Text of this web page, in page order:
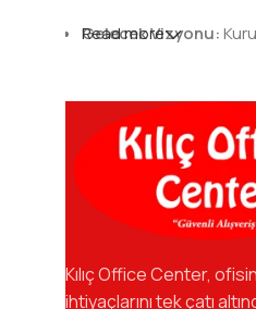
Gelecek Vizyonu:
kadromuzla
Read more
Kılıç Office Center,
ihtiyaçlarını tek çatı